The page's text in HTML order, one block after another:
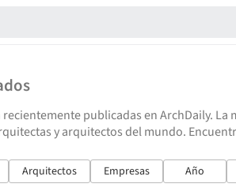
publicadas en ArchDaily.
y arquitectos del mundo.
Arquitectos Empresas Año